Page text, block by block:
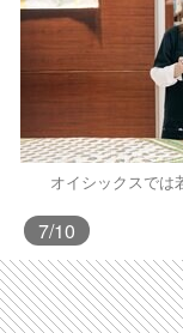
オイシックスでは
7/10